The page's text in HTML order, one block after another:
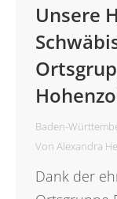
Unsere
Baden-
Von Alexandra
Dank der